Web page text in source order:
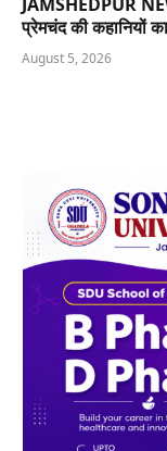
प्रेमचंद की कहानियों
August 5, 2026